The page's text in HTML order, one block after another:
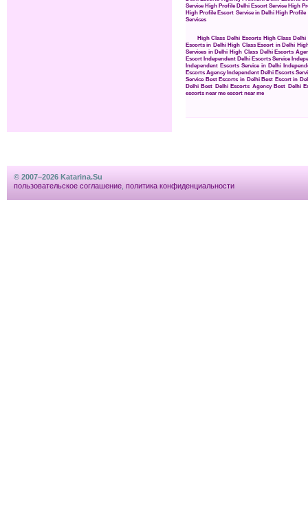
Service High Profile Delhi Escort Service High
High Profile Escort Service in Delhi High Profile
Services
High Class Delhi Escorts High Class Delhi
Escorts in Delhi High Class Escort in Delhi
Services in Delhi High Class Delhi Escorts
Escort Independent Delhi Escorts Service
Independent Escorts Service in Delhi
Escorts Agency Independent Delhi Escorts
Service Best Escorts in Delhi Best Escort in
Delhi Best Delhi Escorts Agency Best Delhi
escorts near me escort near me
© 2007–2026 Katarina.Su
пользовательское соглашение политика конфиденциальности